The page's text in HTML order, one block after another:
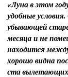
«Луна в этом
удобные
убывающей
месяца и не
находится
хорошо видна
ста вылетающих